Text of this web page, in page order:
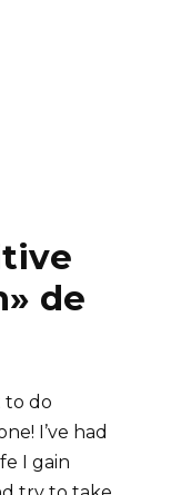
de
to do
I’ve had
I gain